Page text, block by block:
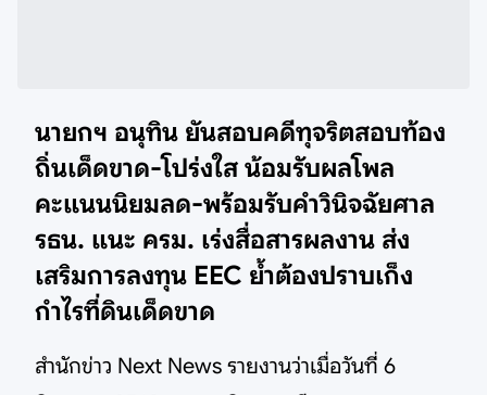
นายกฯ อนุทิน ยันสอบคดีทุจริตสอบท้อง
ถิ่นเด็ดขาด-โปร่งใส น้อมรับผลโพล
คะแนนนิยมลด-พร้อมรับคำวินิจฉัยศาล
รธน. แนะ ครม. เร่งสื่อสารผลงาน ส่ง
เสริมการลงทุน EEC ย้ำต้องปราบเก็ง
กำไรที่ดินเด็ดขาด
สำนักข่าว Next News รายงานว่าเมื่อวันที่ 6